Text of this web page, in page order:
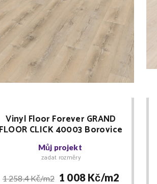
Vinyl Floor Forever GRAND
FLOOR CLICK 40003 Borovice
Severská RIGID + lišta ZDARMA
Můj projekt
zadat rozměry
1 258.4 Kč/m2 1 008 Kč/m2